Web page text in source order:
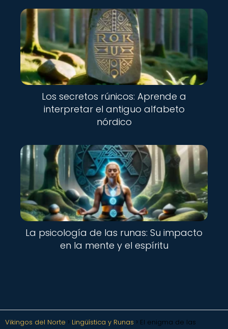
Los secretos rúnicos: Aprende a
interpretar el antiguo alfabeto
nórdico
La psicología de las runas: Su impacto
en la mente y el espíritu
Vikingos del Norte Lingüística y Runas El enigma de las